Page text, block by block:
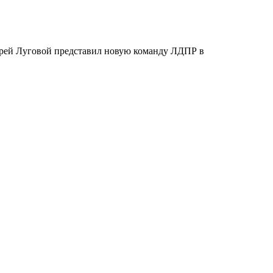
Луговой представил новую команду ЛДПР в